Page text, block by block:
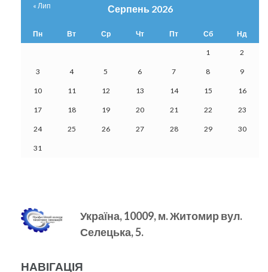
Серпень 2026
Пн Вт Ср Чт Пт Сб Нд
1 2
3 4 5 6 7 8 9
10 11 12 13 14 15 16
17 18 19 20 21 22 23
24 25 26 27 28 29 30
31
« Лип
Україна, 10009, м.Житомир вул.
Селецька, 5.
НАВІГАЦІЯ